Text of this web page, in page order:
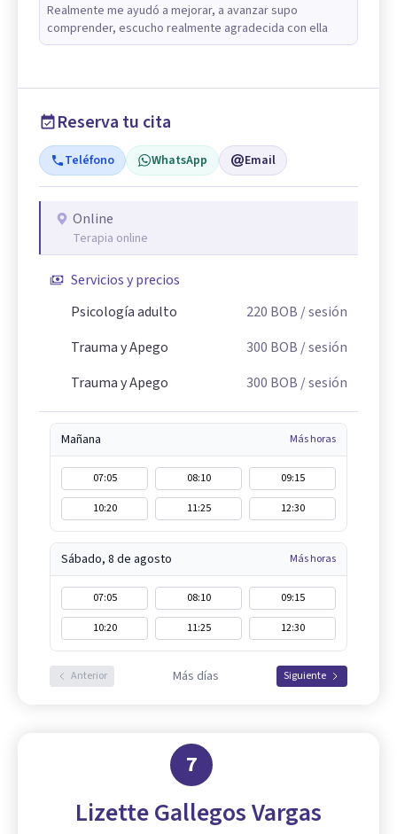
Realmente me ayudó a mejorar, a avanzar supo
comprender, escucho realmente agradecida con ella
Reserva tu cita
Teléfono WhatsApp Email
Online
Terapia online
Servicios y precios
Psicología adulto
220 BOB / sesión
Trauma y Apego
300 BOB / sesión
Trauma y Apego
300 BOB / sesión
Mañana Más horas
07:05 08:10
09:15
10:20
11:25 12:30
Sábado, 8 de agosto Más horas
07:05 08:10
09:15
10:20
11:25 12:30
Anterior Más días Siguiente
7
Lizette Gallegos Vargas